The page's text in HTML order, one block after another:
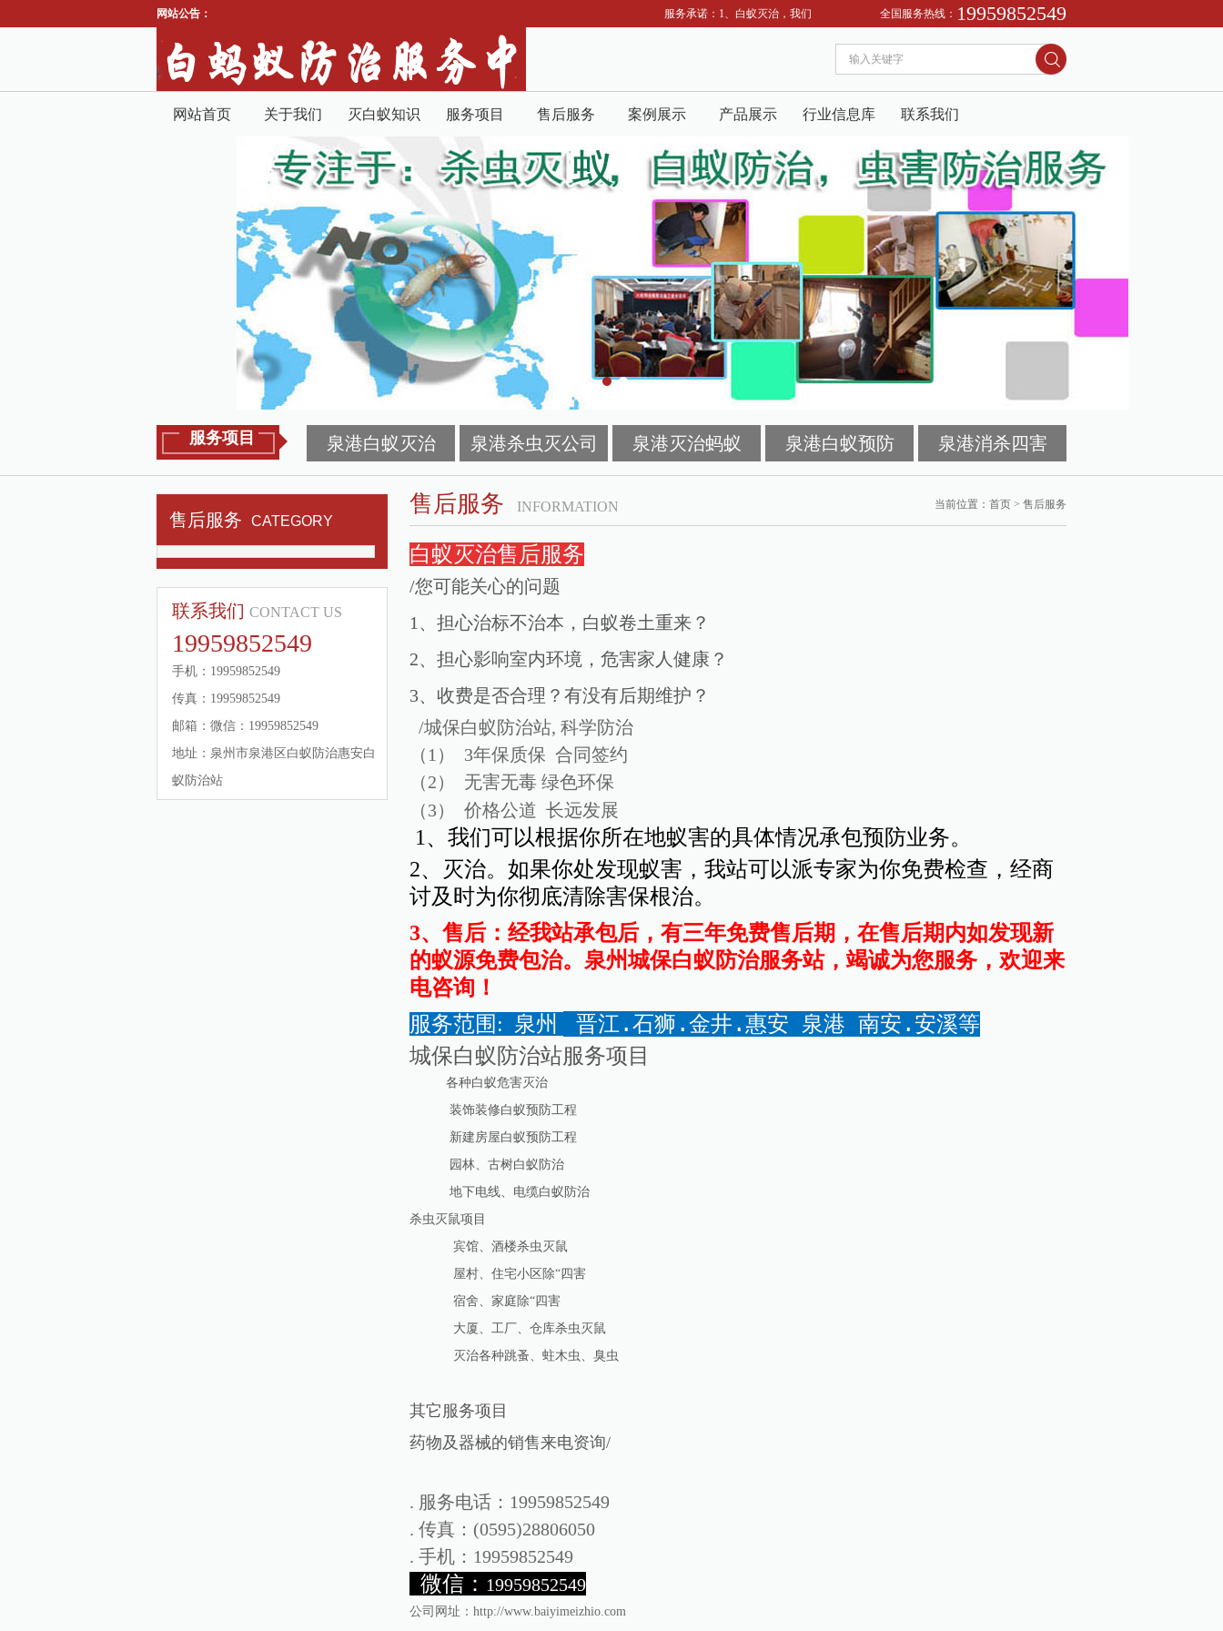
网站公告： 服务承诺：1、白蚁灭治，我们以“跟踪白蚁路。2、找出蚁巢、杀灭蚁王、保证根治。3、合同签约、在售后免费跟踪
全国服务热线： 19959852549
网站首页 关于我们 灭白蚁知识 服务项目 售后服务 案例展示 产品展示 行业信息库 联系我们
服务项目 泉港白蚁灭治 泉港杀虫灭公司 泉港灭治蚂蚁 泉港白蚁预防 泉港消杀四害
售后服务 CATEGORY
联系我们 CONTACT US
19959852549
手机：19959852549
传真：19959852549
邮箱：微信：19959852549
地址：泉州市泉港区白蚁防治惠安白
蚁防治站
售后服务 INFORMATION 当前位置： 首页 > 售后服务
白蚁灭治售后服务
/您可能关心的问题
1、担心治标不治本，白蚁卷土重来？
2、担心影响室内环境，危害家人健康？
3、收费是否合理？有没有后期维护？
/城保白蚁防治站, 科学防治
（1） 3年保质保 合同签约
（2） 无害无毒 绿色环保
（3） 价格公道 长远发展
1、我们可以根据你所在地蚁害的具体情况承包预防业务。
2、灭治。如果你处发现蚁害，我站可以派专家为你免费检查，经商
讨及时为你彻底清除害保根治。
3、售后：经我站承包后，有三年免费售后期，在售后期内如发现新
的蚁源免费包治。泉州城保白蚁防治服务站，竭诚为您服务，欢迎来
电咨询！
服务范围: 泉州
晋江.石狮.金井.惠安 泉港 南安.安溪等
城保白蚁防治站服务项目
各种白蚁危害灭治
装饰装修白蚁预防工程
新建房屋白蚁预防工程
园林、古树白蚁防治
地下电线、电缆白蚁防治
杀虫灭鼠项目
宾馆、酒楼杀虫灭鼠
屋村、住宅小区除“四害
宿舍、家庭除“四害
大厦、工厂、仓库杀虫灭鼠
灭治各种跳蚤、蛀木虫、臭虫
其它服务项目
药物及器械的销售来电资询/
. 服务电话：19959852549
. 传真：(0595)28806050
. 手机： 19959852549
微信： 19959852549
公司网址：http://www.baiyimeizhio.com